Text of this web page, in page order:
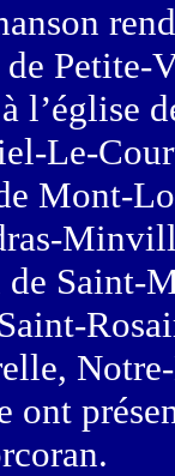
l’église
Le-
Mont-
Saint-